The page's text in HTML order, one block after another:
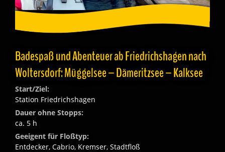
Badespaß und Abenteuer ab Friedrichshagen nach
Woltersdorf: Müggelsee – Dämeritzsee – Kalksee
Start/Ziel:
Station Friedrichshagen
Dauer ohne Stopps:
ca. 5 h
Geeigent für Floßtyp:
Entdecker, Cabrio, Kremser, Stadtfloß